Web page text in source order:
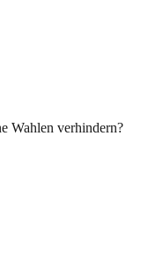
Wahlen verhindern?